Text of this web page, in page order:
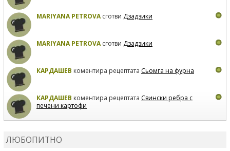
MARIYANA PETROVAсготви Дзадзики
MARIYANA PETROVAсготви Дзадзики
КАРДАШЕВ коментира рецептата Сьомга на фурна
КАРДАШЕВ коментира рецептата Свински ребра с
печени картофи
ЛЮБОПИТНО